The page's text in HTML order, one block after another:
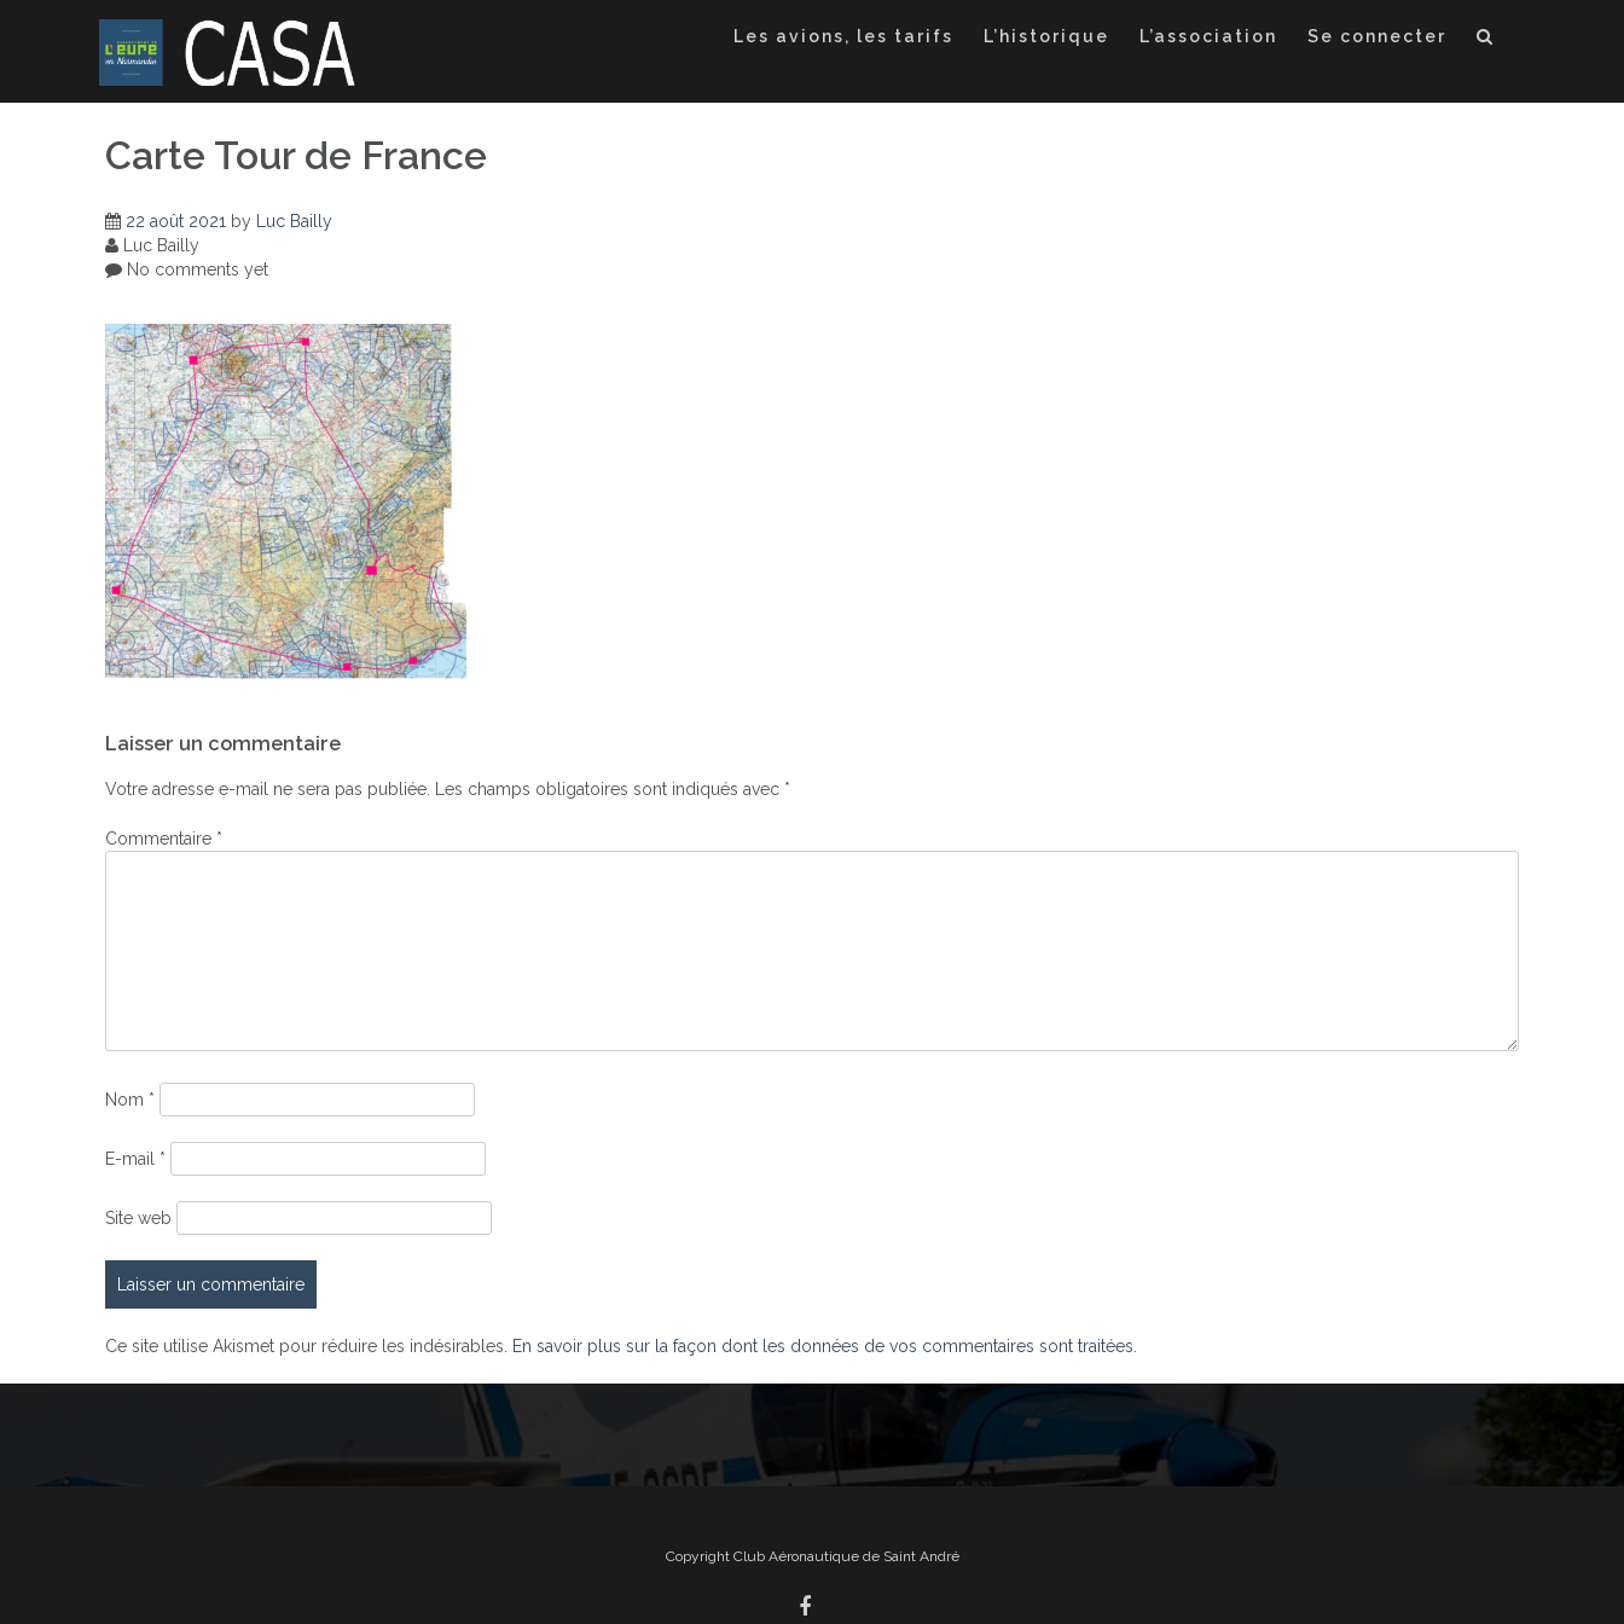
Les avions, les tarifs L’historique L’association Se connecter
Carte Tour de France
22 août 2021 by
Luc Bailly
Luc Bailly
No comments yet
de
l’article
Laisser un commentaire
Votre adresse e-mail ne sera pas publiée. Les champs obligatoires sont indiqués avec *
Commentaire *
Nom *
E-mail *
Site web
Ce site utilise Akismet pour réduire les indésirables. En savoir plus sur la façon dont les données de vos commentaires sont traitées.
Copyright Club Aéronautique de Saint André